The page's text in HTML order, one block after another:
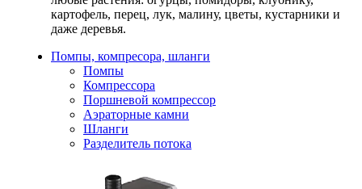
картофель, перец, лук, малину, цветы, кустарники и
даже деревья.
Помпы, компресора, шланги
Помпы
Компрессора
Поршневой компрессор
Аэраторные камни
Шланги
Разделитель потока